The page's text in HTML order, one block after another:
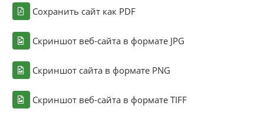
Сохранить сайт как PDF
Скриншот веб-сайта в формате JPG
Скриншот сайта в формате PNG
Скриншот веб-сайта в формате TIFF